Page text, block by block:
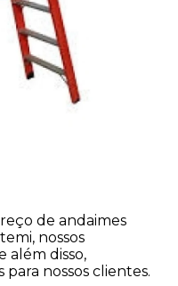
de andaimes
nossos
além disso,
nossos clientes.